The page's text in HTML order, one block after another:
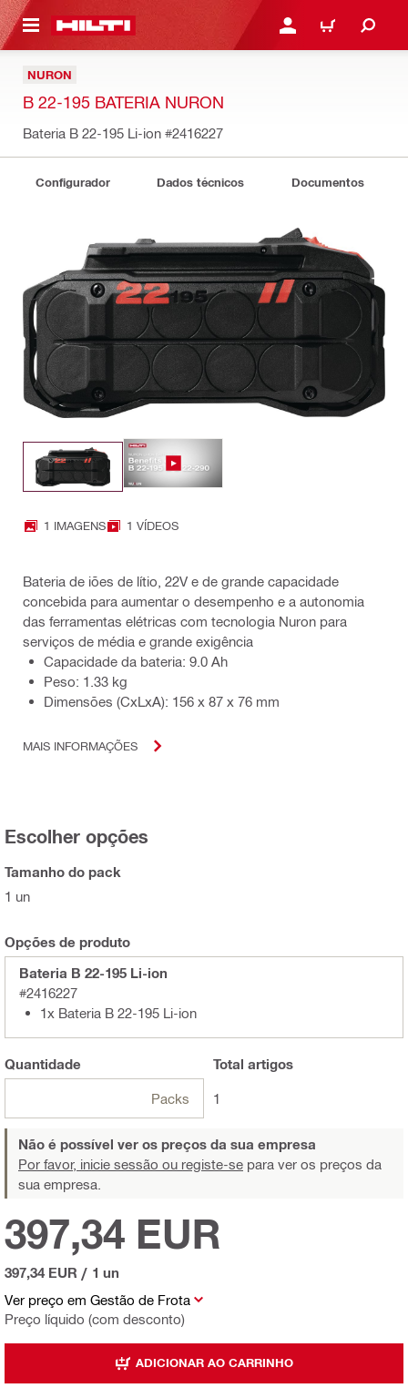
CONTENT ENTRAR OU REGISTAR
CARRINHO
NURON
B 22-195 BATERIA NURON
Bateria B 22-195 Li-ion #2416227
Configurador Dados técnicos Documentos
1 IMAGENS 1 VÍDEOS
Bateria de iões de lítio, 22V e de grande capacidade
concebida para aumentar o desempenho e a autonomia
das ferramentas elétricas com tecnologia Nuron para
serviços de média e grande exigência
Capacidade da bateria: 9.0 Ah
Peso: 1.33 kg
Dimensões (CxLxA): 156 x 87 x 76 mm
MAIS INFORMAÇÕES
Escolher opções
Tamanho do pack
1 un
Opções de produto
Bateria B 22-195 Li-ion
#2416227
1x Bateria B 22-195 Li-ion
Quantidade
Packs
Total artigos
1
Não é possível ver os preços da sua empresa
Por favor, inicie sessão ou registe-se para ver os preços da
sua empresa.
Ver preço em Gestão de Frota
Preço líquido (com desconto)
397,34 EUR
397,34 EUR / 1 un
ADICIONAR AO CARRINHO